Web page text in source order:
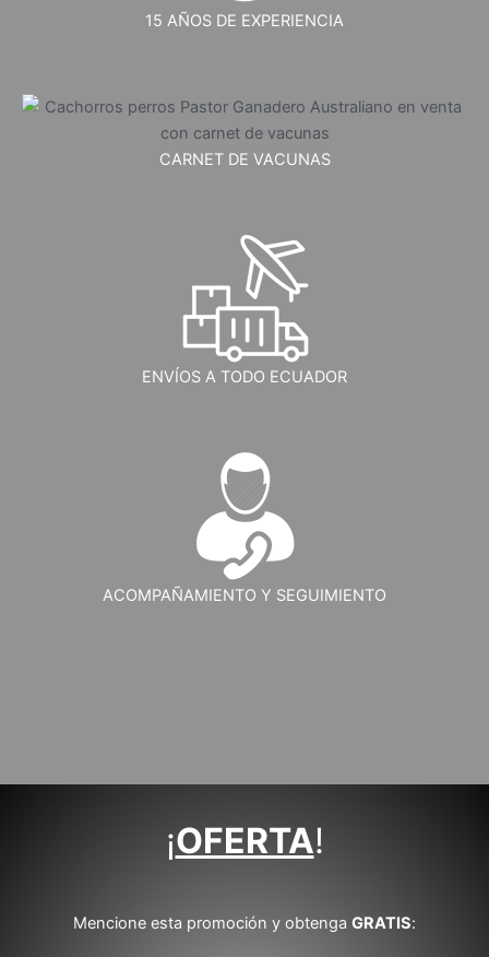
15 AÑOS DE EXPERIENCIA
CARNET DE VACUNAS
ENVÍOS A TODO ECUADOR
ACOMPAÑAMIENTO Y SEGUIMIENTO
¡OFERTA!
Mencione esta promoción y obtenga GRATIS: